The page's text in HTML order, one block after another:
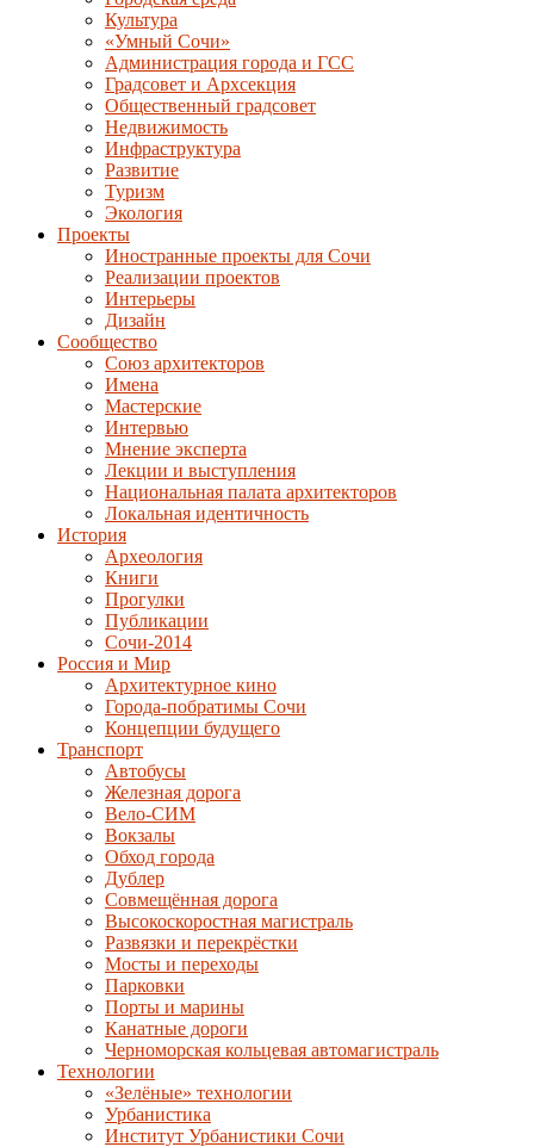
Культура
«Умный Сочи»
Администрация города и ГСС
Градсовет и Архсекция
Общественный градсовет
Недвижимость
Инфраструктура
Развитие
Туризм
Экология
Проекты
Иностранные проекты для Сочи
Реализации проектов
Интерьеры
Дизайн
Сообщество
Союз архитекторов
Имена
Мастерские
Интервью
Мнение эксперта
Лекции и выступления
Национальная палата архитекторов
Локальная идентичность
История
Археология
Книги
Прогулки
Публикации
Сочи-2014
Россия и Мир
Архитектурное кино
Города-побратимы Сочи
Концепции будущего
Транспорт
Автобусы
Железная дорога
Вело-СИМ
Вокзалы
Обход города
Дублер
Совмещённая дорога
Высокоскоростная магистраль
Развязки и перекрёстки
Мосты и переходы
Парковки
Порты и марины
Канатные дороги
Черноморская кольцевая автомагистраль
Технологии
«Зелёные» технологии
Урбанистика
Институт Урбанистики Сочи